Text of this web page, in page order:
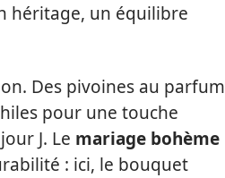
héritage, un équilibre
Des pivoines au parfum
pour une touche
J. Le mariage bohème
: ici, le bouquet